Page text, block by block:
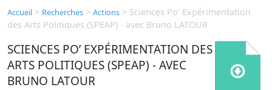
Accueil > Recherches > Actions > Sciences Po’ Expérimentation
des Arts Politiques (SPEAP) - avec Bruno LATOUR
SCIENCES PO’ EXPÉRIMENTATION DES
ARTS POLITIQUES (SPEAP) - AVEC
BRUNO LATOUR